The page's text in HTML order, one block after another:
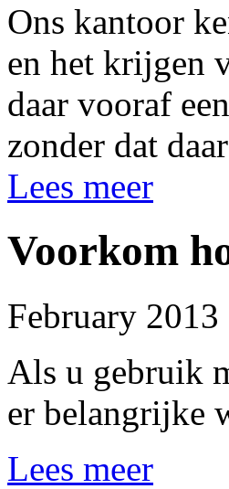
Ons kantoor
en het krijgen
daar vooraf
zonder dat
Lees meer
Voorkom
February 2013
Als u gebruik
er belangrijke
Lees meer